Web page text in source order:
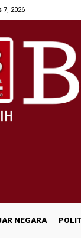
7, 2026
NEGARA